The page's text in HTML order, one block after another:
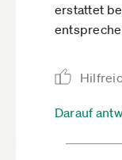
erstattet
Darauf